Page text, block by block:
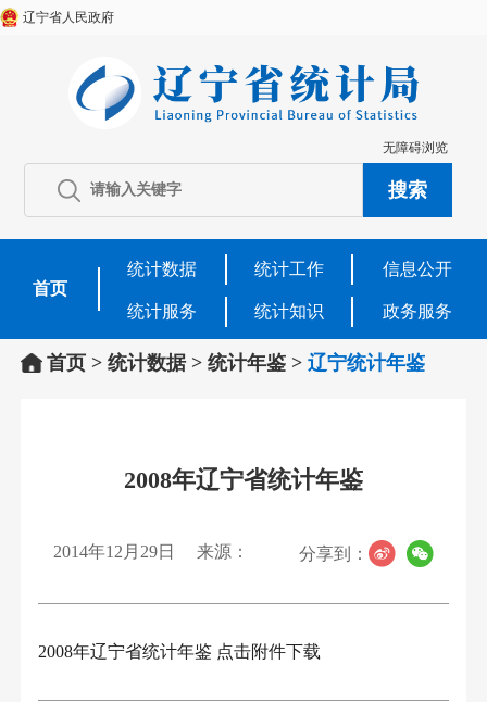
辽宁省人民政府
无障碍浏览
首页
统计数据 统计工作 信息公开
统计服务 统计知识 政务服务
首页> 统计数据> 统计年鉴> 辽宁统计年鉴
2008年辽宁省统计年鉴
2014年12月29日 来源： 分享到：
2008年辽宁省统计年鉴 点击附件下载